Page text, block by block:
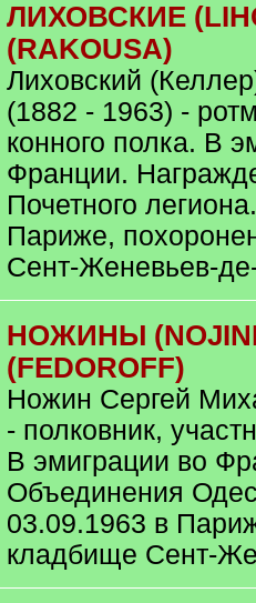
ЛИХОВСКИЕ
(RAKOUSA)
Лиховский
(1882 - 1963) -
конного полка. В
Франции.
Почетного
Париже,
Сент-Женевьев-
НОЖИНЫ
(FEDOROFF)
Ножин Сергей
- полковник,
В эмиграции во
Объединения
03.09.1963 в
кладбище Сент-